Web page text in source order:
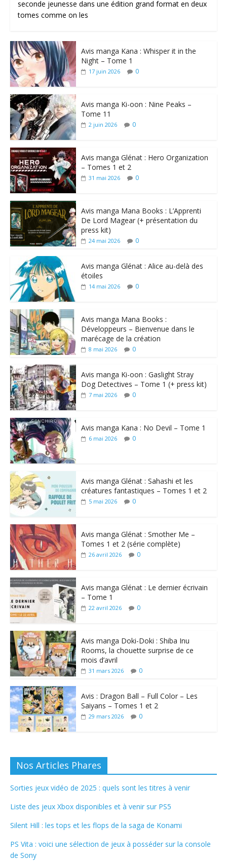
seconde jeunesse dans une édition grand format en deux
tomes comme on les
Avis manga Kana : Whisper it in the
Night – Tome 1
17 juin 2026 0
Avis manga Ki-oon : Nine Peaks –
Tome 11
2 juin 2026 0
Avis manga Glénat : Hero Organization
– Tomes 1 et 2
31 mai 2026 0
Avis manga Mana Books : L’Apprenti
De Lord Magear (+ présentation du
press kit)
24 mai 2026 0
Avis manga Glénat : Alice au-delà des
étoiles
14 mai 2026 0
Avis manga Mana Books :
Développeurs – Bienvenue dans le
marécage de la création
8 mai 2026 0
Avis manga Ki-oon : Gaslight Stray
Dog Detectives – Tome 1 (+ press kit)
7 mai 2026 0
Avis manga Kana : No Devil – Tome 1
6 mai 2026 0
Avis manga Glénat : Sahashi et les
créatures fantastiques – Tomes 1 et 2
5 mai 2026 0
Avis manga Glénat : Smother Me –
Tomes 1 et 2 (série complète)
26 avril 2026 0
Avis manga Glénat : Le dernier écrivain
– Tome 1
22 avril 2026 0
Avis manga Doki-Doki : Shiba Inu
Rooms, la chouette surprise de ce
mois d’avril
31 mars 2026 0
Avis : Dragon Ball – Full Color – Les
Saiyans – Tomes 1 et 2
29 mars 2026 0
Nos Articles Phares
Sorties jeux vidéo de 2025 : quels sont les titres à venir
Liste des jeux Xbox disponibles et à venir sur PS5
Silent Hill : les tops et les flops de la saga de Konami
PS Vita : voici une sélection de jeux à posséder sur la console
de Sony